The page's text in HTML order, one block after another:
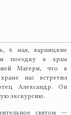
6 мая, варницкие
поездку в храм
Матери, что в
нас встретил
Александр. Он
экскурсию.
святом —